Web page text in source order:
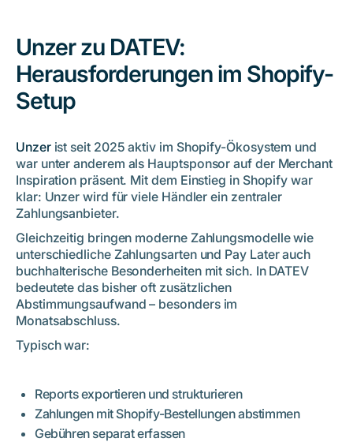
Unzer zu DATEV:
Herausforderungen im Shopify-
Setup
Unzerist seit 2025 aktiv im Shopify-Ökosystem und
war unter anderem als Hauptsponsor auf der Merchant
Inspiration präsent. Mit dem Einstieg in Shopify war
klar: Unzer wird für viele Händler ein zentraler
Zahlungsanbieter.
Gleichzeitig bringen moderne Zahlungsmodelle wie
unterschiedliche Zahlungsarten und Pay Later auch
buchhalterische Besonderheiten mit sich. In DATEV
bedeutete das bisher oft zusätzlichen
Abstimmungsaufwand – besonders im
Monatsabschluss.
Typisch war:
Reports exportieren und strukturieren
Zahlungen mit Shopify-Bestellungen abstimmen
Gebühren separat erfassen